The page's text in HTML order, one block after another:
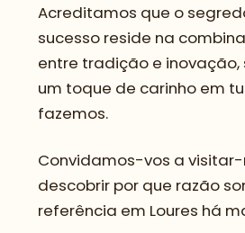
Acreditamos que o
sucesso reside na
entre tradição e inovação,
um toque de carinho em
fazemos.
Convidamos-vos a visitar-
descobrir por que razão
referência em Loures há